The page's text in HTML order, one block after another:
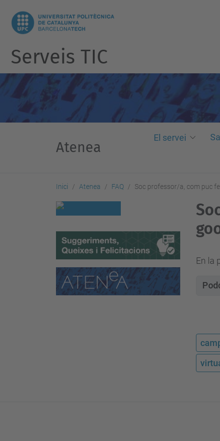
Serveis TIC
Atenea
El servei
Inici Atenea FAQ Soc professor/a, com puc
En la